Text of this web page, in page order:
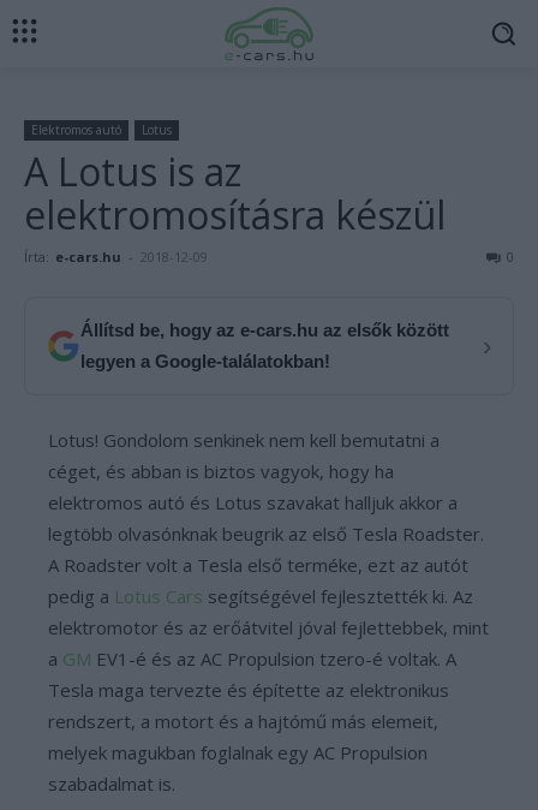
Elektromos autó Lotus
A Lotus is az
elektromosításra készül
Írta: e-cars.hu - 2018-12-09 0
Állítsd be, hogy az e-cars.hu az elsők között
legyen a Google-találatokban!
›
Lotus! Gondolom senkinek nem kell bemutatni a
céget, és abban is biztos vagyok, hogy ha
elektromos autó és Lotus szavakat halljuk akkor a
legtöbb olvasónknak beugrik az első Tesla Roadster.
A Roadster volt a Tesla első terméke, ezt az autót
pedig a Lotus Cars segítségével fejlesztették ki. Az
elektromotor és az erőátvitel jóval fejlettebbek, mint
a GM EV1-é és az AC Propulsion tzero-é voltak. A
Tesla maga tervezte és építette az elektronikus
rendszert, a motort és a hajtómű más elemeit,
melyek magukban foglalnak egy AC Propulsion
szabadalmat is.